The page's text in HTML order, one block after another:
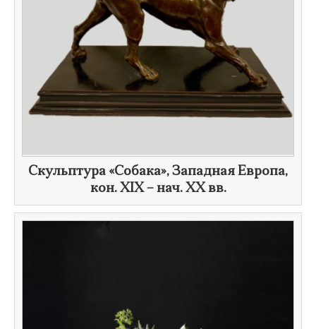
Скульптура «Собака», Западная Европа,
кон. XIX – нач. XX вв.